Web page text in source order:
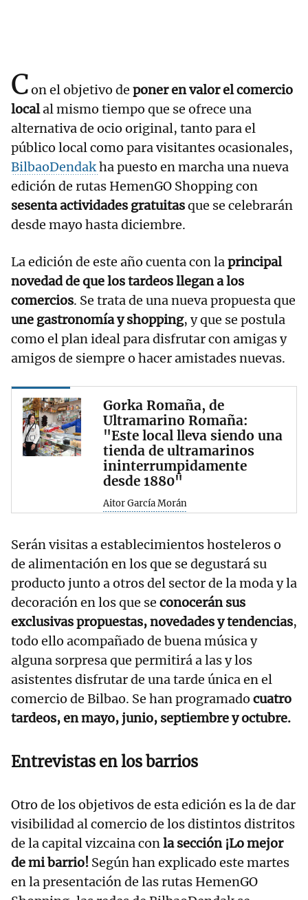
Con el objetivo de poner en valor el comercio
localal mismo tiempo que se ofrece una
alternativa de ocio original, tanto para el
público local como para visitantes ocasionales,
BilbaoDendakha puesto en marcha una nueva
edición de rutas HemenGO Shopping con
sesenta actividades gratuitasque se celebrarán
desde mayo hasta diciembre.
La edición de este año cuenta con laprincipal
novedad de que los tardeos llegan a los
comercios. Se trata de una nueva propuesta que
une gastronomía y shopping, y que se postula
como el plan ideal para disfrutar con amigas y
amigos de siempre o hacer amistades nuevas.
Gorka Romaña, de
Ultramarino Romaña:
"Este local lleva siendo una
tienda de ultramarinos
ininterrumpidamente
desde 1880"
Aitor García Morán
Serán visitas a establecimientos hosteleros o
de alimentación en los que se degustará su
producto junto a otros del sector de la moda y la
decoración en los que se conocerán sus
exclusivas propuestas, novedades y tendencias,
todo ello acompañado de buena música y
alguna sorpresa que permitirá a las y los
asistentes disfrutar de una tarde única en el
comercio de Bilbao. Se han programado cuatro
tardeos, en mayo, junio, septiembre y octubre.
Entrevistas en los barrios
Otro de los objetivos de esta edición es la de dar
visibilidad al comercio de los distintos distritos
de la capital vizcaina con la sección ¡Lo mejor
de mi barrio! Según han explicado este martes
en la presentación de las rutas HemenGO